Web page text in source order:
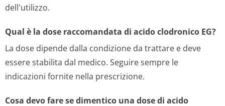
dell'utilizzo.
Qual è la dose raccomandata di acido clodronico EG?
La dose dipende dalla condizione da trattare e deve
essere stabilita dal medico. Seguire sempre le
indicazioni fornite nella prescrizione.
Cosa devo fare se dimentico una dose di acido